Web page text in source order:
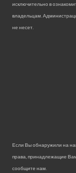
исключительно в
владельцам.
не несет.
Если Вы обнаружили на
права, принадлежащие
сообщите нам.